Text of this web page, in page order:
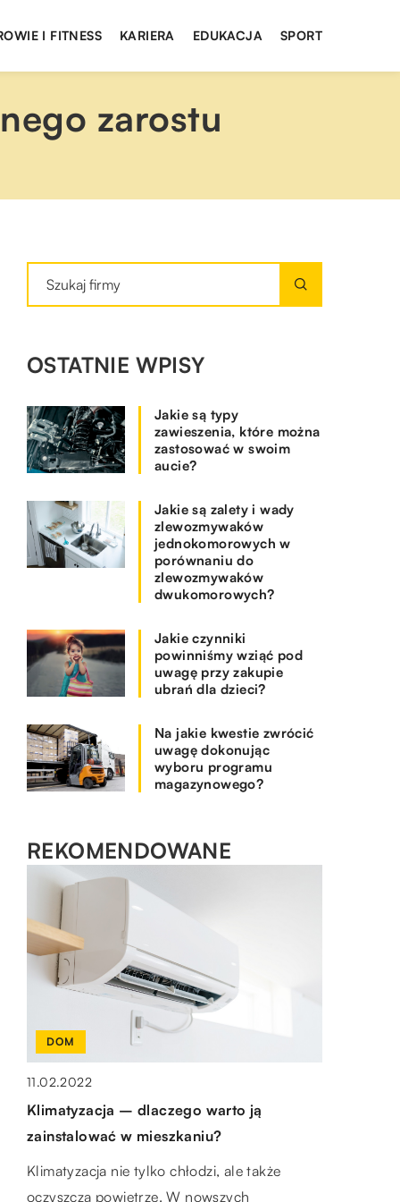
I FITNESS KARIERA EDUKACJA SPORT
zarostu
OSTATNIE WPISY
Jakie są typy
zawieszenia, które można
zastosować w swoim
aucie?
Jakie są zalety i wady
zlewozmywaków
jednokomorowych w
porównaniu do
zlewozmywaków
dwukomorowych?
Jakie czynniki
powinniśmy wziąć pod
uwagę przy zakupie
ubrań dla dzieci?
Na jakie kwestie zwrócić
uwagę dokonując
wyboru programu
magazynowego?
REKOMENDOWANE
DOM
11.02.2022
Klimatyzacja – dlaczego warto ją
zainstalować w mieszkaniu?
Klimatyzacja nie tylko chłodzi, ale także
oczyszcza powietrze. W nowszych
SPOSÓB ŻYCIA I STYL
27.02.2021
Przegląd legginsów – jakie kupić?
Legginsy są strojem szczególnie popularnym
wśród kobiet, prowadzących aktywny tryb
życia. Z tego powodu bardzo istotne jest ich